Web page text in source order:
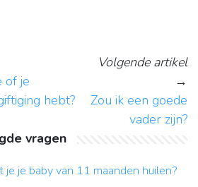
of je
hebt?
Volgende artikel
→
Zou ik een goede
vader zijn?
vragen
je je baby van 11 maanden huilen?